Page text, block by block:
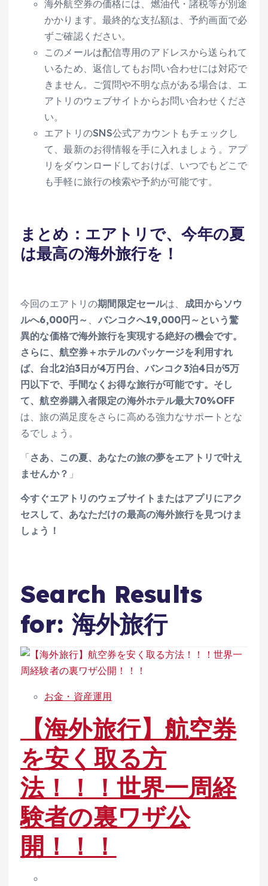
海外航空券の価格には、燃油代・諸税等が別途
かかります。最終的な支払額は、予約画面で必
ずご確認ください。
このメールは配信専用のアドレスから送られて
いるため、返信してもお問い合わせには対応で
きません。ご質問や不明な点がある場合は、エ
アトリのウェブサイトからお問い合わせくださ
い。
エアトリのSNS公式アカウントもチェックし
て、最新のお得情報を手に入れましょう。アプ
リをダウンロードしておけば、いつでもどこで
も手軽に旅行の検索や予約が可能です。
まとめ：エアトリで、今年の夏
は最高の海外旅行を！
今回のエアトリの期間限定セールは、 成田からソウ
ルへ6,000円～
バンコクへ19,000円～という驚
異的な価格で海外旅行を実現する絶好の機会です。
さらに、航空券＋ホテルのパッケージを利用すれ
ば、台北2泊3日が4万円台、バンコク3泊4日が5万
円以下で、手間なくお得な旅行が可能です。そし
て、航空券購入者限定の海外ホテル最大70%OFF
は、旅の満足度をさらに高める強力なサポートとな
るでしょう。
「さあ、この夏、あなたの旅の夢をエアトリで叶え
ませんか？ 」
今すぐエアトリのウェブサイトまたはアプリにアク
セスして、あなただけの最高の海外旅行を見つけま
しょう！
Search Results
for: 海外旅行
お金・資産運用
【海外旅行】航空券
を安く取る方
法！！！世界一周経
験者の裏ワザ公
開！！！